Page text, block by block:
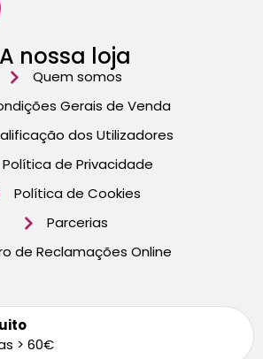
A nossa loja
Quem somos
Gerais de Venda
dos Utilizadores
Política de Privacidade
Política de Cookies
Parcerias
de Reclamações Online
> 60€